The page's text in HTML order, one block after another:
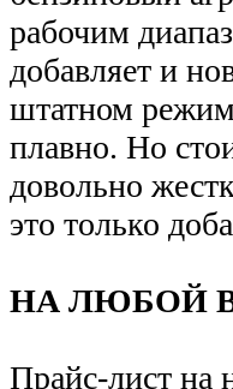
рабочим
добавляет и
штатном
плавно. Но
довольно
это только
НА ЛЮБОЙ
Прайс-лист на